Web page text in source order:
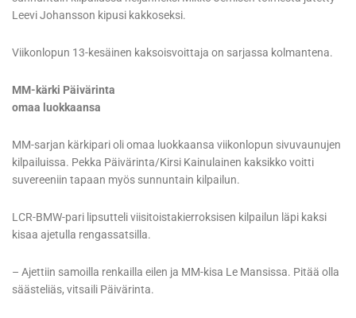
Leevi Johansson kipusi kakkoseksi.
Viikonlopun 13-kesäinen kaksoisvoittaja on sarjassa kolmantena.
MM-kärki Päivärinta
omaa luokkaansa
MM-sarjan kärkipari oli omaa luokkaansa viikonlopun sivuvaunujen
kilpailuissa. Pekka Päivärinta/Kirsi Kainulainen kaksikko voitti
suvereeniin tapaan myös sunnuntain kilpailun.
LCR-BMW-pari lipsutteli viisitoistakierroksisen kilpailun läpi kaksi
kisaa ajetulla rengassatsilla.
– Ajettiin samoilla renkailla eilen ja MM-kisa Le Mansissa. Pitää olla
säästeliäs, vitsaili Päivärinta.